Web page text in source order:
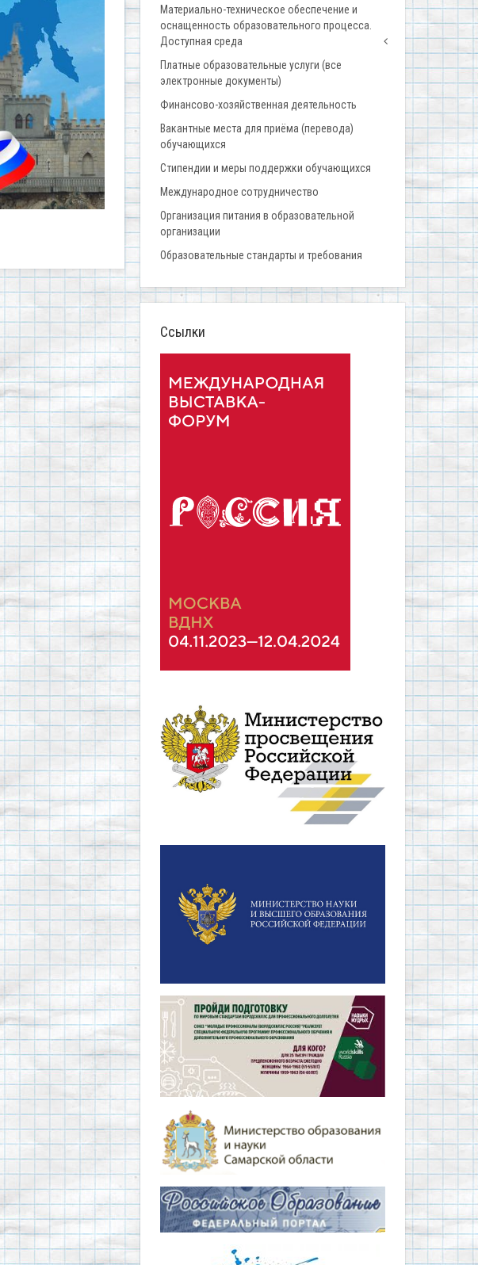
Материально-техническое обеспечение и
оснащенность образовательного процесса.
Доступная среда
Платные образовательные услуги (все
электронные документы)
Финансово-хозяйственная деятельность
Вакантные места для приёма (перевода)
обучающихся
Стипендии и меры поддержки обучающихся
Международное сотрудничество
Организация питания в образовательной
организации
Образовательные стандарты и требования
Ссылки